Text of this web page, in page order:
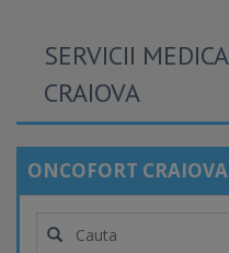
SERVICII
CRAIOVA
ONCOFORT CRAIOVA